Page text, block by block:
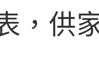
，供